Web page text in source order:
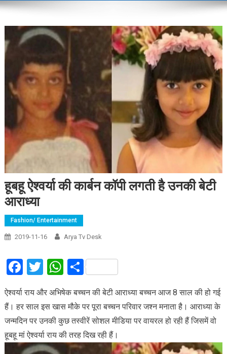
हूबहू ऐश्वर्या की कार्बन कॉपी लगती है उनकी बेटी
आराध्या
Fashion/ Entertainment
2019-11-16 Arya Tv Desk
Facebook
Twitter
WhatsApp
Share
ऐश्वर्या राय और अभिषेक बच्चन की बेटी आराध्या बच्चन आज 8 साल की हो गई
हैं। हर साल इस खास मौके पर पूरा बच्चन परिवार जश्न मनाता है। आराध्या के
जन्मदिन पर उनकी कुछ तस्वीरें सोशल मीडिया पर वायरल हो रही हैं जिसमें वो
हूबहू मां ऐश्वर्या राय की तरह दिख रही हैं।